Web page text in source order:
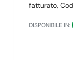
fatturato,
DISPONIBILE IN: